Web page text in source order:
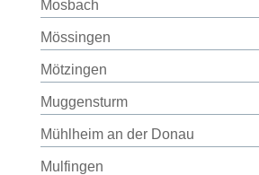
Mosbach
Mössingen
Mötzingen
Muggensturm
Mühlheim an der Donau
Mulfingen